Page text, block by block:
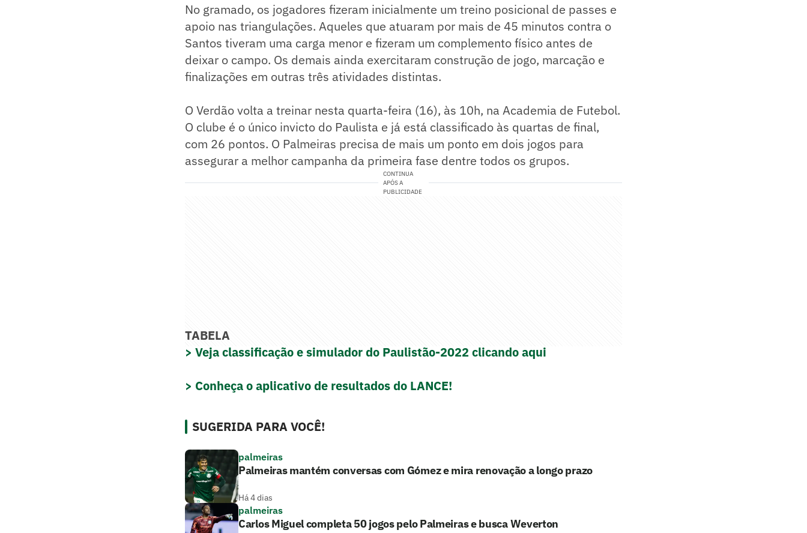
No gramado, os jogadores fizeram inicialmente um treino posicional de passes e
apoio nas triangulações. Aqueles que atuaram por mais de 45 minutos contra o
Santos tiveram uma carga menor e fizeram um complemento físico antes de
deixar o campo. Os demais ainda exercitaram construção de jogo, marcação e
finalizações em outras três atividades distintas.
O Verdão volta a treinar nesta quarta-feira (16), às 10h, na Academia de Futebol.
O clube é o único invicto do Paulista e já está classificado às quartas de final,
com 26 pontos. O Palmeiras precisa de mais um ponto em dois jogos para
assegurar a melhor campanha da primeira fase dentre todos os grupos.
CONTINUA
APÓS A
PUBLICIDADE
TABELA
> Veja classificação e simulador do Paulistão-2022 clicando aqui
> Conheça o aplicativo de resultados do LANCE!
SUGERIDA PARA VOCÊ!
palmeiras
Palmeiras mantém conversas com Gómez e mira renovação a longo prazo
Há 4 dias
palmeiras
Carlos Miguel completa 50 jogos pelo Palmeiras e busca Weverton